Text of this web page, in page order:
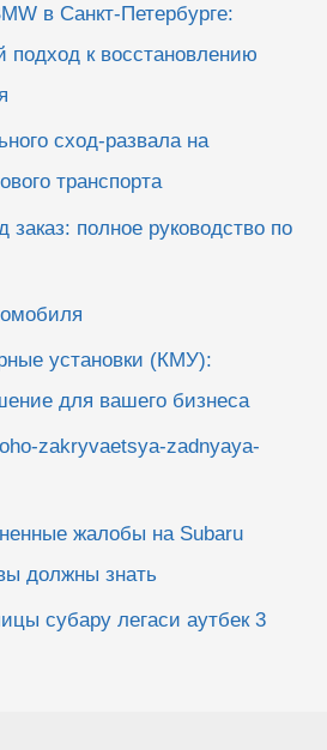
в Санкт-Петербурге:
подход к восстановлению
сход-развала на
транспорта
полное руководство по
установки (КМУ):
для вашего бизнеса
zakryvaetsya-zadnyaya-
жалобы на Subaru
должны знать
субару легаси аутбек 3